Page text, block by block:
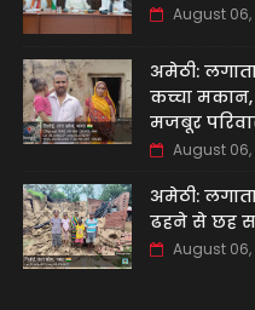
August 06,
अमेठी:
कच्चा
मजबूर
August 06,
अमेठी:
ढहने से छह
August 06,